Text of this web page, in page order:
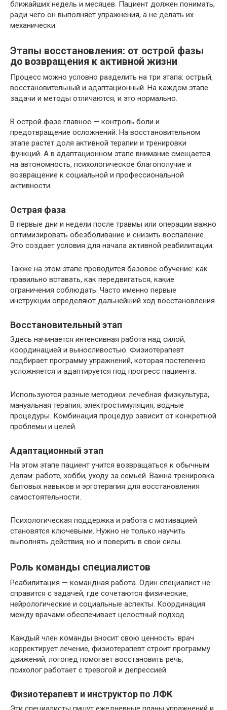
ближайших недель и месяцев. Пациент должен понимать,
ради чего он выполняет упражнения, а не делать их
механически.
Этапы восстановления: от острой фазы
до возвращения к активной жизни
Процесс можно условно разделить на три этапа: острый,
восстановительный и адаптационный. На каждом этапе
задачи и методы отличаются, и это нормально.
В острой фазе главное — контроль боли и
предотвращение осложнений. На восстановительном
этапе растет доля активной терапии и тренировки
функций. А в адаптационном этапе внимание смещается
на автономность, психологическое благополучие и
возвращение к социальной и профессиональной
активности.
Острая фаза
В первые дни и недели после травмы или операции важно
оптимизировать обезболивание и снизить воспаление.
Это создает условия для начала активной реабилитации.
Также на этом этапе проводится базовое обучение: как
правильно вставать, как передвигаться, какие
ограничения соблюдать. Часто именно первые
инструкции определяют дальнейший ход восстановления.
Восстановительный этап
Здесь начинается интенсивная работа над силой,
координацией и выносливостью. Физиотерапевт
подбирает программу упражнений, которая постепенно
усложняется и адаптируется под прогресс пациента.
Используются разные методики: лечебная физкультура,
мануальная терапия, электростимуляция, водные
процедуры. Комбинация процедур зависит от конкретной
проблемы и целей.
Адаптационный этап
На этом этапе пациент учится возвращаться к обычным
делам: работе, хобби, уходу за семьей. Важна тренировка
бытовых навыков и эрготерапия для восстановления
самостоятельности.
Психологическая поддержка и работа с мотивацией
становятся ключевыми. Нужно не только научить
выполнять действия, но и поверить в свои силы.
Роль команды специалистов
Реабилитация — командная работа. Один специалист не
справится с задачей, где сочетаются физические,
нейрологические и социальные аспекты. Координация
между врачами обеспечивает целостный подход.
Каждый член команды вносит свою ценность: врач
корректирует лечение, физиотерапевт строит программу
движений, логопед помогает восстановить речь,
психолог работает с тревогой и депрессией.
Физиотерапевт и инструктор по ЛФК